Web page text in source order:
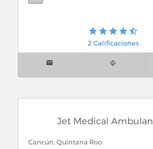
2 Calificaciones
Jet Medical
Cancún, Quintana Roo